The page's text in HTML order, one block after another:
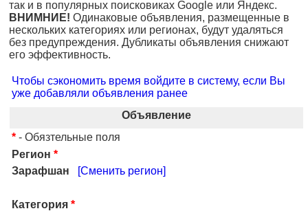
так и в популярных поисковиках Google или Яндекс.
ВНИМНИЕ! Одинаковые объявления, размещенные в
нескольких категориях или регионах, будут удаляться
без предупреждения. Дубликаты объявления снижают
его эффективность.
Чтобы сэкономить время войдите в систему, если Вы
уже добавляли объявления ранее
Объявление
* - Обязтельные поля
Регион *
Зарафшан
[Сменить регион]
Категория *